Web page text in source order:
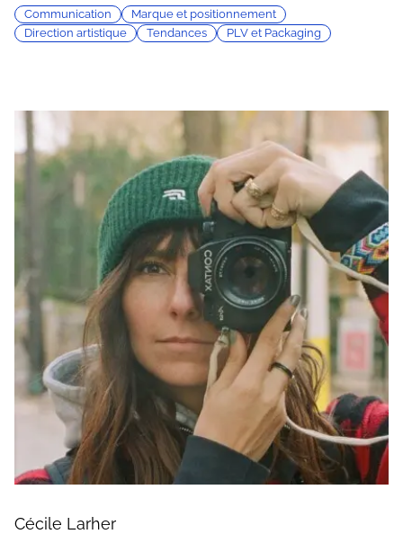
Communication
Marque et positionnement
Direction artistique
Tendances PLV et Packaging
Cécile Larher